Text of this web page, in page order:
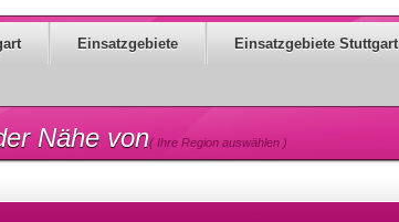
Einsatzgebiete Einsatzgebiete Stuttgart
Nähe von( Ihre Region auswählen )